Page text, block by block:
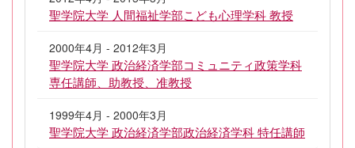
聖学院大学 人間福祉学部こども心理学科 教授
2000年4月 - 2012年3月
聖学院大学 政治経済学部コミュニティ政策学科
専任講師、助教授、准教授
1999年4月 - 2000年3月
聖学院大学 政治経済学部政治経済学科 特任講師